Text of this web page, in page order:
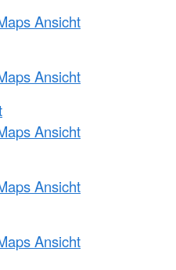
Ansicht
Ansicht
Ansicht
Ansicht
Ansicht